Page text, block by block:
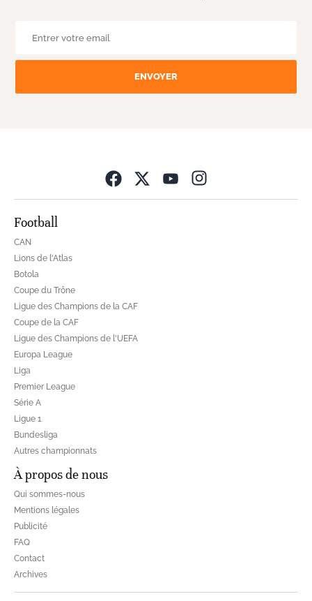
ENVOYER
Football
CAN
Lions de l'Atlas
Botola
Coupe du Trône
Ligue des Champions de la CAF
Coupe de la CAF
Ligue des Champions de l'UEFA
Europa League
Liga
Premier League
Série A
Ligue 1
Bundesliga
Autres championnats
À propos de nous
Qui sommes-nous
Mentions légales
Publicité
FAQ
Contact
Archives